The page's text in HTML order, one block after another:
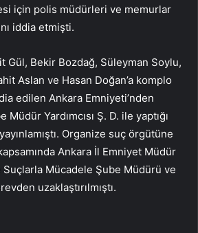
için polis müdürleri ve memurlar
iddia etmişti.
Gül, Bekir Bozdağ, Süleyman Soylu,
Aslan ve Hasan Doğan’a komplo
edilen Ankara Emniyeti’nden
Yardımcısı Ş. D. ile yaptığı
Organize suç örgütüne
Ankara İl Emniyet Müdür
Suçlarla Mücadele Şube Müdürü ve
uzaklaştırılmıştı.